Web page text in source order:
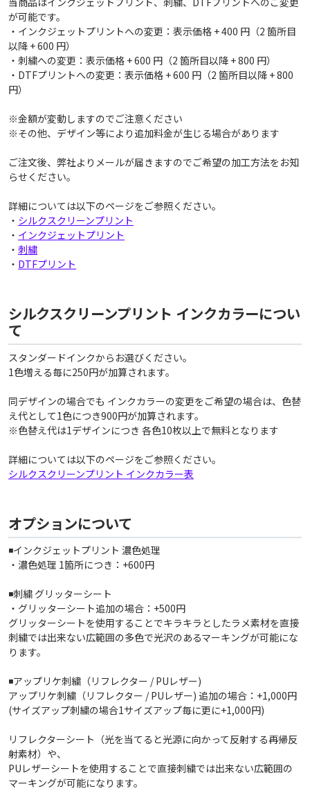
が可能です。
・インクジェットプリントへの変更：表示価格 + 400 円（2 箇所目
以降 + 600 円）
・刺繍への変更：表示価格 + 600 円（2 箇所目以降 + 800 円）
・DTFプリントへの変更：表示価格 + 600 円（2 箇所目以降 + 800
円）
※金額が変動しますのでご注意ください
※その他、デザイン等により追加料金が生じる場合があります
ご注文後、弊社よりメールが届きますのでご希望の加工方法をお知
らせください。
詳細については以下のページをご参照ください。
・ シルクスクリーンプリント
・ インクジェットプリント
・ 刺繍
・ DTFプリント
シルクスクリーンプリント インクカラーについ
て
スタンダードインクからお選びください。
1色増える毎に250円が加算されます。
同デザインの場合でも インクカラーの変更をご希望の場合は、色替
え代として1色につき900円が加算されます。
※色替え代は1デザインにつき 各色10枚以上で無料となります
詳細については以下のページをご参照ください。
シルクスクリーンプリント インクカラー表
オプションについて
◾️インクジェットプリント 濃色処理
・濃色処理 1箇所につき：+600円
◾️刺繍 グリッターシート
・グリッターシート追加の場合：+500円
グリッターシートを使用することでキラキラとしたラメ素材を直接
刺繍では出来ない広範囲の多色で光沢のあるマーキングが可能にな
ります。
◾️アップリケ刺繍（リフレクター / PUレザー)
アップリケ刺繍（リフレクター / PUレザー) 追加の場合：+1,000円
(サイズアップ刺繍の場合1サイズアップ毎に更に+1,000円)
リフレクターシート（光を当てると光源に向かって反射する再帰反
射素材）や、
PUレザーシートを使用することで直接刺繍では出来ない広範囲の
マーキングが可能になります。